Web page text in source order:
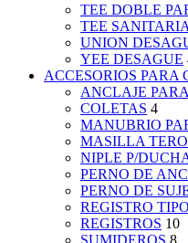
TEE DOBLE
TEE
UNION
YEE DESAGUE
ACCESORIOS PARA
ANCLAJE
COLETAS 4
MANUBRIO
MASILLA
NIPLE P/
PERNO DE
PERNO DE
REGISTRO
REGISTROS 10
SUMIDEROS 8